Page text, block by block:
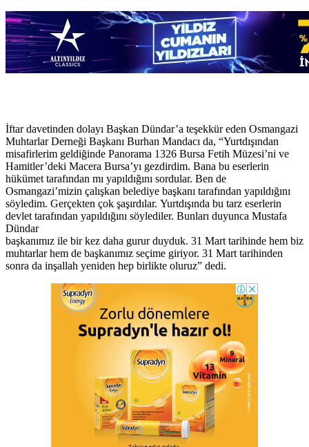
İftar davetinden dolayı Başkan Dündar’a teşekkür eden Osmangazi
Muhtarlar Derneği Başkanı Burhan Mandacı da, “Yurtdışından
misafirlerim geldiğinde Panorama 1326 Bursa Fetih Müzesi’ni ve
Hamitler’deki Macera Bursa’yı gezdirdim. Bana bu eserlerin
hükümet tarafından mı yapıldığını sordular. Ben de
Osmangazi’mizin çalışkan belediye başkanı tarafından yapıldığını
söyledim. Gerçekten çok şaşırdılar. Yurtdışında bu tarz eserlerin
devlet tarafından yapıldığını söylediler. Bunları duyunca Mustafa
Dündar
başkanımız ile bir kez daha gurur duyduk. 31 Mart tarihinde hem biz
muhtarlar hem de başkanımız seçime giriyor. 31 Mart tarihinden
sonra da inşallah yeniden hep birlikte oluruz” dedi.